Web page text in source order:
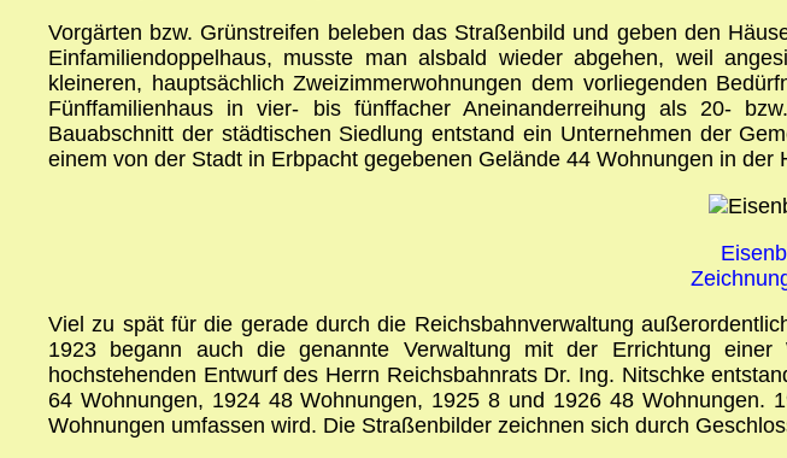
Vorgärten bzw. Grünstreifen beleben das Straßenbild und geben den
Einfamiliendoppelhaus, musste man alsbald wieder abgehen, weil
kleineren, hauptsächlich Zweizimmerwohnungen dem vorliegenden
Fünffamilienhaus in vier- bis fünffacher Aneinanderreihung als 20-
Bauabschnitt der städtischen Siedlung entstand ein Unternehmen der
einem von der Stadt in Erbpacht gegebenen Gelände 44 Wohnungen in
Viel zu spät für die gerade durch die Reichsbahnverwaltung
1923 begann auch die genannte Verwaltung mit der Errichtung
hochstehenden Entwurf des Herrn Reichsbahnrats Dr. Ing. Nitschke
64 Wohnungen, 1924 48 Wohnungen, 1925 8 und 1926 48
Wohnungen umfassen wird. Die Straßenbilder zeichnen sich durch